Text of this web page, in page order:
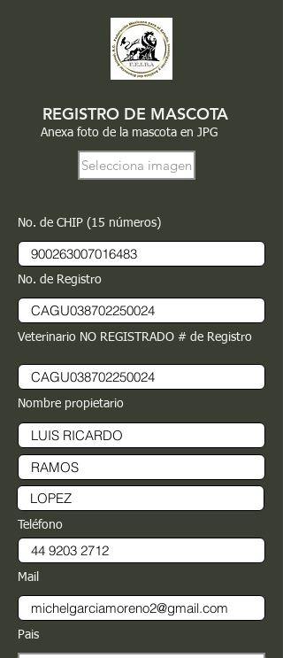
REGISTRO DE MASCOTA
Anexa foto de la mascota en JPG
Selecciona imagen
No. de CHIP (15 números)
No. de Registro
Veterinario NO REGISTRADO # de Registro
Nombre propietario
Teléfono
Mail
Pais